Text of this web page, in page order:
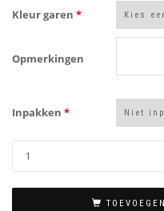
Kleur garen *
Opmerkingen
Inpakken *